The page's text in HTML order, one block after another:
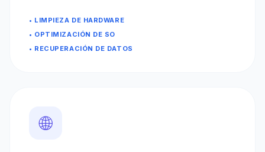
• LIMPIEZA DE HARDWARE
• OPTIMIZACIÓN DE SO
• RECUPERACIÓN DE DATOS
🌐